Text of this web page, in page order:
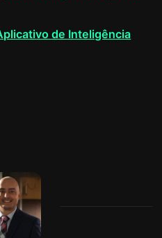
de Inteligência